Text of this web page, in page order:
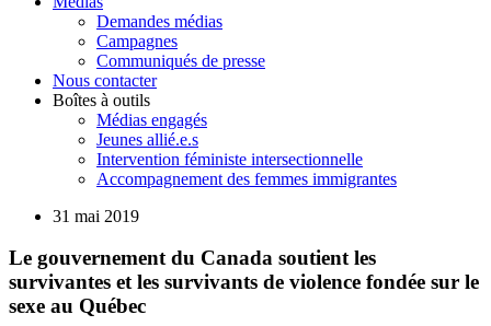
Demandes médias
Campagnes
Communiqués de presse
Nous contacter
Boîtes à outils
Médias engagés
Jeunes allié.e.s
Intervention féministe intersectionnelle
Accompagnement des femmes immigrantes
31 mai 2019
Le gouvernement du Canada soutient les
survivantes et les survivants de violence fondée sur le
sexe au Québec